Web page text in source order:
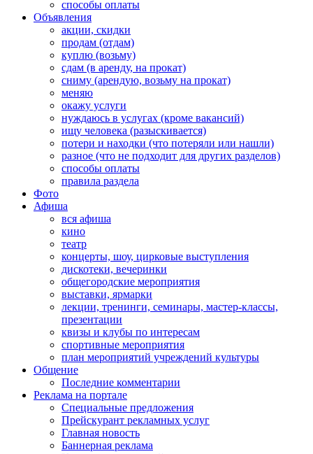
способы оплаты
Объявления
акции, скидки
продам (отдам)
куплю (возьму)
сдам (в аренду, на прокат)
сниму (арендую, возьму на прокат)
меняю
окажу услуги
нуждаюсь в услугах (кроме вакансий)
ищу человека (разыскивается)
потери и находки (что потеряли или нашли)
разное (что не подходит для других разделов)
способы оплаты
правила раздела
Фото
Афиша
вся афиша
кино
театр
концерты, шоу, цирковые выступления
дискотеки, вечеринки
общегородские мероприятия
выставки, ярмарки
лекции, тренинги, семинары, мастер-классы,
презентации
квизы и клубы по интересам
спортивные мероприятия
план мероприятий учреждений культуры
Общение
Последние комментарии
Реклама на портале
Специальные предложения
Прейскурант рекламных услуг
Главная новость
Баннерная реклама